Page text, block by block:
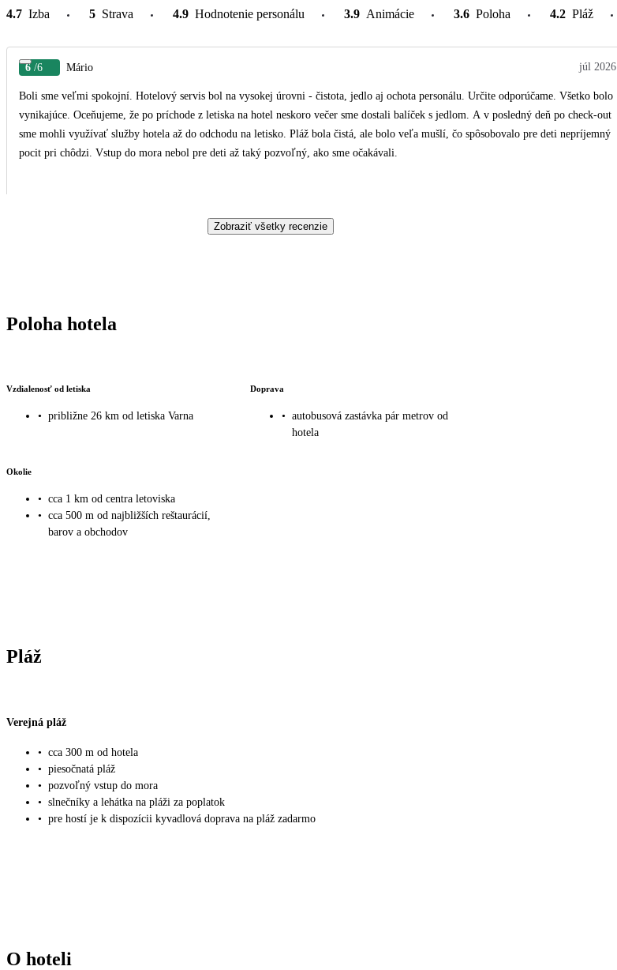
4.7 Izba 5 Strava 4.9 Hodnotenie personálu 3.9 Animácie 3.6 Poloha 4.2 Pláž
6 /6 Mário júl 2026
Boli sme veľmi spokojní. Hotelový servis bol na vysokej úrovni - čistota, jedlo aj ochota personálu. Určite odporúčame. Všetko bolo
vynikajúce. Oceňujeme, že po príchode z letiska na hotel neskoro večer sme dostali balíček s jedlom. A v posledný deň po check-out
sme mohli využívať služby hotela až do odchodu na letisko. Pláž bola čistá, ale bolo veľa mušlí, čo spôsobovalo pre deti nepríjemný
pocit pri chôdzi. Vstup do mora nebol pre deti až taký pozvoľný, ako sme očakávali.
Zobraziť všetky recenzie
Poloha hotela
Vzdialenosť od letiska
• približne 26 km od letiska Varna
Doprava
• autobusová zastávka pár metrov od
hotela
Okolie
• cca 1 km od centra letoviska
• cca 500 m od najbližších reštaurácií,
barov a obchodov
Pláž
Verejná pláž
• cca 300 m od hotela
• piesočnatá pláž
• pozvoľný vstup do mora
• slnečníky a lehátka na pláži za poplatok
• pre hostí je k dispozícii kyvadlová doprava na pláž zadarmo
O hoteli